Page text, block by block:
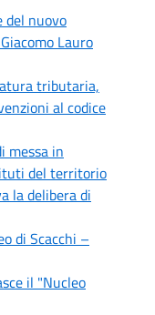
del nuovo
Lauro
tributaria,
al codice
messa in
del territorio
la delibera di
di Scacchi –
il "Nucleo